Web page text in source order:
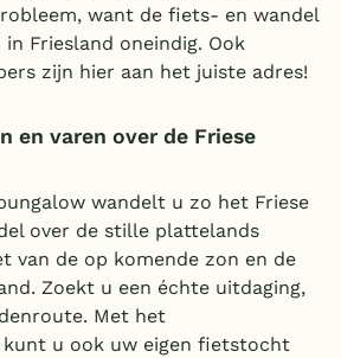
want de fiets- en wandel
Friesland oneindig. Ook
zijn hier aan het juiste adres!
en varen over de Friese
wandelt u zo het Friese
over de stille plattelands
van de op komende zon en de
Zoekt u een échte uitdaging,
Met het
u ook uw eigen fietstocht